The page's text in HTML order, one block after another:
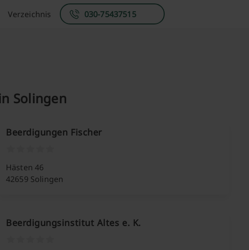
Verzeichnis 030-75437515
Solingen
Beerdigungen Fischer
Hästen 46
42659 Solingen
Beerdigungsinstitut Altes e. K.